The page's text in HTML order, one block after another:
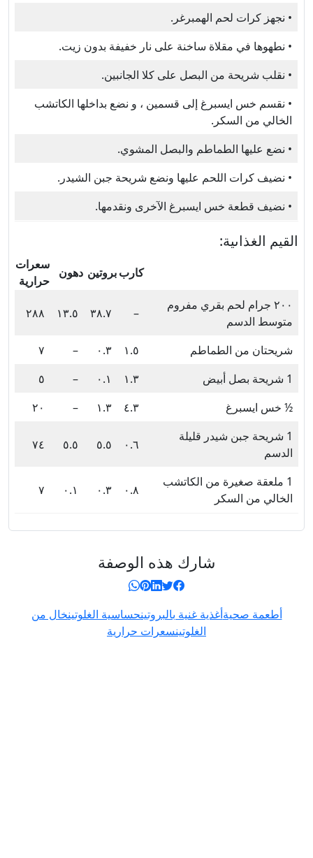
• نجهز كرات لحم الهمبرغر.
• نطهوها في مقلاة ساخنة على نار خفيفة بدون زيت.
• نقلب شريحة من البصل على كلا الجانبين.
• نقسم خس ايسبرغ إلى قسمين ، و نضع بداخلها الكاتشب
الخالي من السكر.
• نضع عليها الطماطم والبصل المشوي.
• نضيف كرات اللحم عليها ونضع شريحة جبن الشيدر.
• نضيف قطعة خس ايسبرغ الآخرى ونقدمها.
القيم الغذاىية:
كارببروتين دهون
سعرات
حرارية
٢٠٠ جرام لحم بقري مفروم
متوسط ​​الدسم
– ٣٨.٧ ١٣.٥ ٢٨٨
شريحتان من الطماطم ١.٥ ٠.٣ –
٧
1 شريحة بصل أبيض
١.٣ ٠.١ –
٥
½ خس ايسبرغ
٤.٣ ١.٣ –
٢٠
1 شريحة جبن شيدر قليلة
الدسم
٠.٦ ٥.٥ ٥.٥ ٧٤
1 ملعقة صغيرة من الكاتشب
الخالي من السكر
٠.٨ ٠.٣ ٠.١ ٧
شارك هذه الوصفة
أطعمة صحيةأغذية غنية بالبروتينحساسية الغلوتينخال من
الغلوتينسعرات حرارية